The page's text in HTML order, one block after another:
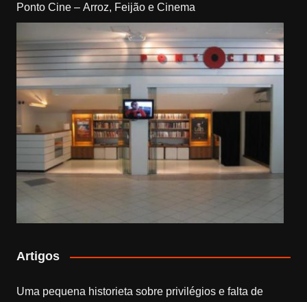
Ponto Cine – Arroz, Feijão e Cinema
Artigos
Uma pequena historieta sobre privilégios e falta de